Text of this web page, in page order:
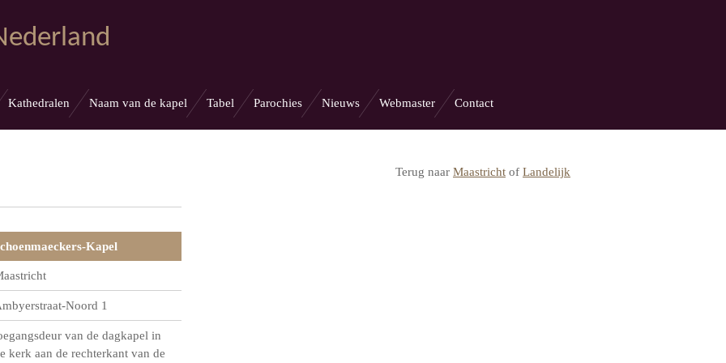
Kathedralen Naam van de kapel Tabel Parochies Nieuws Webmaster Contact
Terug naar Maastricht of Landelijk
Kapel
Noord 1
van de dagkapel in
kerk aan de rechterkant van de